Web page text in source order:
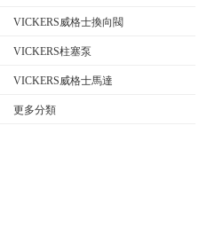
VICKERS威格士換向閥
VICKERS柱塞泵
VICKERS威格士馬達
更多分類